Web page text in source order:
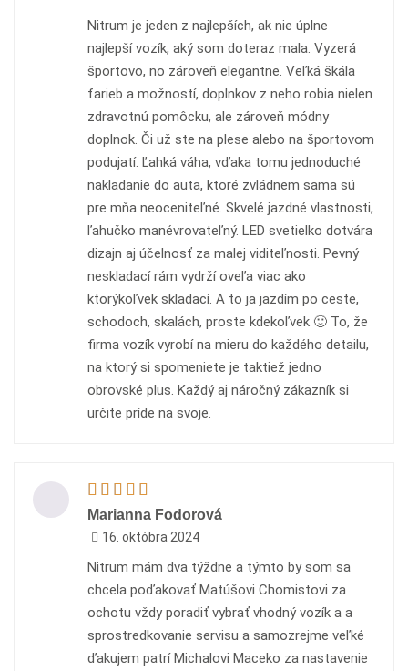
Nitrum je jeden z najlepších, ak nie úplne
najlepší vozík, aký som doteraz mala. Vyzerá
športovo, no zároveň elegantne. Veľká škála
farieb a možností, doplnkov z neho robia nielen
zdravotnú pomôcku, ale zároveň módny
doplnok. Či už ste na plese alebo na športovom
podujatí. Ľahká váha, vďaka tomu jednoduché
nakladanie do auta, ktoré zvládnem sama sú
pre mňa neoceniteľné. Skvelé jazdné vlastnosti,
ľahučko manévrovateľný. LED svetielko dotvára
dizajn aj účelnosť za malej viditeľnosti. Pevný
neskladací rám vydrží oveľa viac ako
ktorýkoľvek skladací. A to ja jazdím po ceste,
schodoch, skalách, proste kdekoľvek 🙂 To, že
firma vozík vyrobí na mieru do každého detailu,
na ktorý si spomeniete je taktiež jedno
obrovské plus. Každý aj náročný zákazník si
určite príde na svoje.
Marianna Fodorová
16. októbra 2024
Nitrum mám dva týždne a týmto by som sa
chcela poďakovať Matúšovi Chomistovi za
ochotu vždy poradiť vybrať vhodný vozík a a
sprostredkovanie servisu a samozrejme veľké
ďakujem patrí Michalovi Maceko za nastavenie